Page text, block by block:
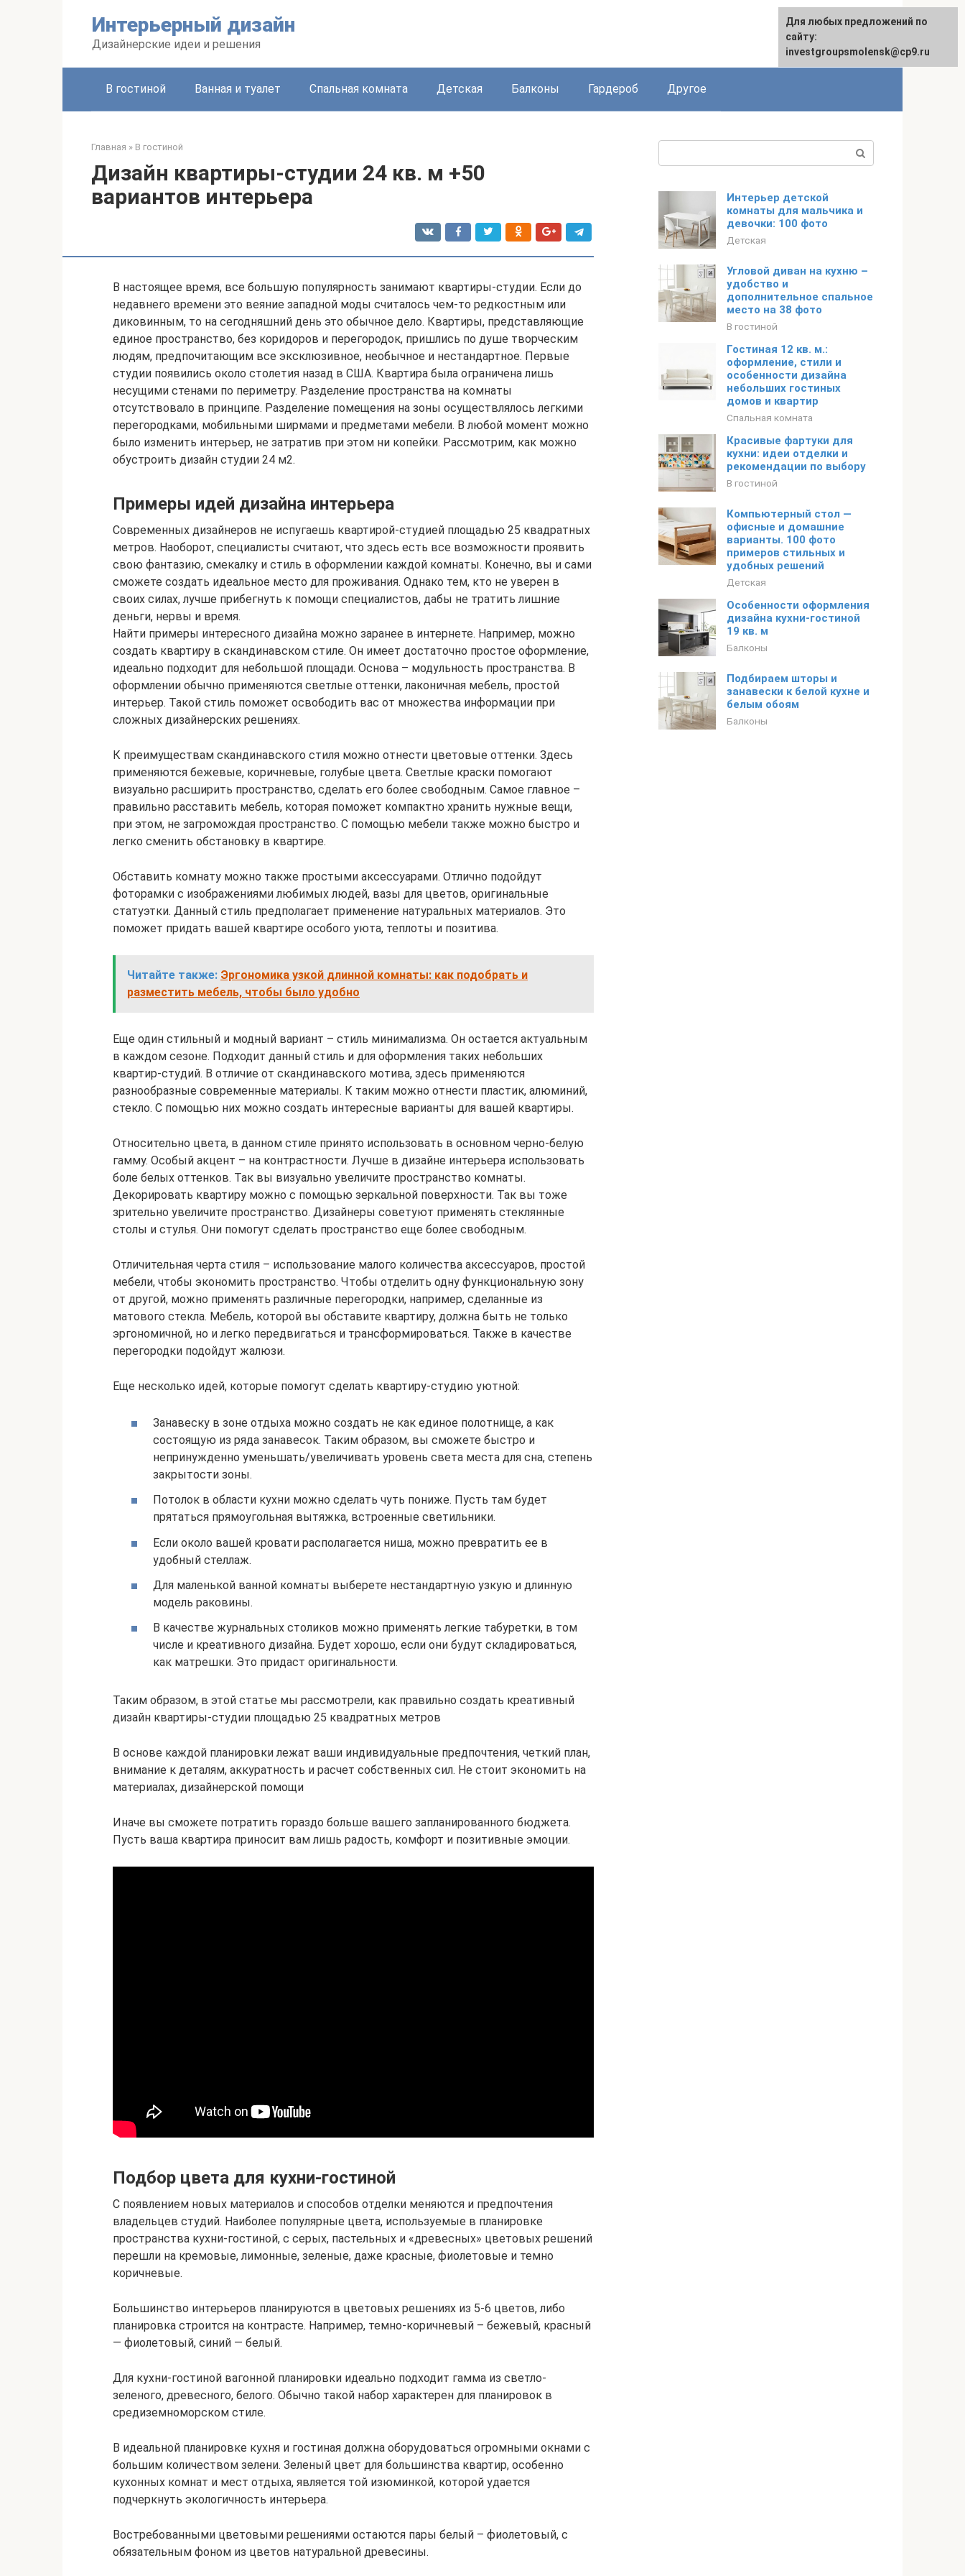
Интерьерный дизайн
Дизайнерские идеи и решения
В гостиной Ванная и туалет Спальная комната Детская Балконы Гардероб Другое
Главная » В гостиной
Дизайн квартиры-студии 24 кв. м +50
вариантов интерьера
В настоящее время, все большую популярность занимают квартиры-студии. Если до
недавнего времени это веяние западной моды считалось чем-то редкостным или
диковинным, то на сегодняшний день это обычное дело. Квартиры, представляющие
единое пространство, без коридоров и перегородок, пришлись по душе творческим
людям, предпочитающим все эксклюзивное, необычное и нестандартное. Первые
студии появились около столетия назад в США. Квартира была ограничена лишь
несущими стенами по периметру. Разделение пространства на комнаты
отсутствовало в принципе. Разделение помещения на зоны осуществлялось легкими
перегородками, мобильными ширмами и предметами мебели. В любой момент можно
было изменить интерьер, не затратив при этом ни копейки. Рассмотрим, как можно
обустроить дизайн студии 24 м2.
Примеры идей дизайна интерьера
Современных дизайнеров не испугаешь квартирой-студией площадью 25 квадратных
метров. Наоборот, специалисты считают, что здесь есть все возможности проявить
свою фантазию, смекалку и стиль в оформлении каждой комнаты. Конечно, вы и сами
сможете создать идеальное место для проживания. Однако тем, кто не уверен в
своих силах, лучше прибегнуть к помощи специалистов, дабы не тратить лишние
деньги, нервы и время.
Найти примеры интересного дизайна можно заранее в интернете. Например, можно
создать квартиру в скандинавском стиле. Он имеет достаточно простое оформление,
идеально подходит для небольшой площади. Основа – модульность пространства. В
оформлении обычно применяются светлые оттенки, лаконичная мебель, простой
интерьер. Такой стиль поможет освободить вас от множества информации при
сложных дизайнерских решениях.
К преимуществам скандинавского стиля можно отнести цветовые оттенки. Здесь
применяются бежевые, коричневые, голубые цвета. Светлые краски помогают
визуально расширить пространство, сделать его более свободным. Самое главное –
правильно расставить мебель, которая поможет компактно хранить нужные вещи,
при этом, не загромождая пространство. С помощью мебели также можно быстро и
легко сменить обстановку в квартире.
Обставить комнату можно также простыми аксессуарами. Отлично подойдут
фоторамки с изображениями любимых людей, вазы для цветов, оригинальные
статуэтки. Данный стиль предполагает применение натуральных материалов. Это
поможет придать вашей квартире особого уюта, теплоты и позитива.
Читайте также: Эргономика узкой длинной комнаты: как подобрать и
разместить мебель, чтобы было удобно
Еще один стильный и модный вариант – стиль минимализма. Он остается актуальным
в каждом сезоне. Подходит данный стиль и для оформления таких небольших
квартир-студий. В отличие от скандинавского мотива, здесь применяются
разнообразные современные материалы. К таким можно отнести пластик, алюминий,
стекло. С помощью них можно создать интересные варианты для вашей квартиры.
Относительно цвета, в данном стиле принято использовать в основном черно-белую
гамму. Особый акцент – на контрастности. Лучше в дизайне интерьера использовать
боле белых оттенков. Так вы визуально увеличите пространство комнаты.
Декорировать квартиру можно с помощью зеркальной поверхности. Так вы тоже
зрительно увеличите пространство. Дизайнеры советуют применять стеклянные
столы и стулья. Они помогут сделать пространство еще более свободным.
Отличительная черта стиля – использование малого количества аксессуаров, простой
мебели, чтобы экономить пространство. Чтобы отделить одну функциональную зону
от другой, можно применять различные перегородки, например, сделанные из
матового стекла. Мебель, которой вы обставите квартиру, должна быть не только
эргономичной, но и легко передвигаться и трансформироваться. Также в качестве
перегородки подойдут жалюзи.
Еще несколько идей, которые помогут сделать квартиру-студию уютной:
Занавеску в зоне отдыха можно создать не как единое полотнище, а как
состоящую из ряда занавесок. Таким образом, вы сможете быстро и
непринужденно уменьшать/увеличивать уровень света места для сна, степень
закрытости зоны.
Потолок в области кухни можно сделать чуть пониже. Пусть там будет
прятаться прямоугольная вытяжка, встроенные светильники.
Если около вашей кровати располагается ниша, можно превратить ее в
удобный стеллаж.
Для маленькой ванной комнаты выберете нестандартную узкую и длинную
модель раковины.
В качестве журнальных столиков можно применять легкие табуретки, в том
числе и креативного дизайна. Будет хорошо, если они будут складироваться,
как матрешки. Это придаст оригинальности.
Таким образом, в этой статье мы рассмотрели, как правильно создать креативный
дизайн квартиры-студии площадью 25 квадратных метров
В основе каждой планировки лежат ваши индивидуальные предпочтения, четкий план,
внимание к деталям, аккуратность и расчет собственных сил. Не стоит экономить на
материалах, дизайнерской помощи
Иначе вы сможете потратить гораздо больше вашего запланированного бюджета.
Пусть ваша квартира приносит вам лишь радость, комфорт и позитивные эмоции.
Подбор цвета для кухни-гостиной
С появлением новых материалов и способов отделки меняются и предпочтения
владельцев студий. Наиболее популярные цвета, используемые в планировке
пространства кухни-гостиной, с серых, пастельных и «древесных» цветовых решений
перешли на кремовые, лимонные, зеленые, даже красные, фиолетовые и темно
коричневые.
Большинство интерьеров планируются в цветовых решениях из 5-6 цветов, либо
планировка строится на контрасте. Например, темно-коричневый – бежевый, красный
— фиолетовый, синий — белый.
Для кухни-гостиной вагонной планировки идеально подходит гамма из светло-
зеленого, древесного, белого. Обычно такой набор характерен для планировок в
средиземноморском стиле.
В идеальной планировке кухня и гостиная должна оборудоваться огромными окнами с
большим количеством зелени. Зеленый цвет для большинства квартир, особенно
кухонных комнат и мест отдыха, является той изюминкой, которой удается
подчеркнуть экологичность интерьера.
Востребованными цветовыми решениями остаются пары белый – фиолетовый, с
обязательным фоном из цветов натуральной древесины.
Интерьер детской
комнаты для мальчика и
девочки: 100 фото
Детская
Угловой диван на кухню –
удобство и
дополнительное спальное
место на 38 фото
В гостиной
Гостиная 12 кв. м.:
оформление, стили и
особенности дизайна
небольших гостиных
домов и квартир
Спальная комната
Красивые фартуки для
кухни: идеи отделки и
рекомендации по выбору
В гостиной
Компьютерный стол —
офисные и домашние
варианты. 100 фото
примеров стильных и
удобных решений
Детская
Особенности оформления
дизайна кухни-гостиной
19 кв. м
Балконы
Подбираем шторы и
занавески к белой кухне и
белым обоям
Балконы
Для любых предложений по
сайту:
investgroupsmolensk@cp9.ru